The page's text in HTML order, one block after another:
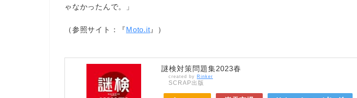
ゃなかったんで。」
（参照サイト：『 Moto.it』）
謎検対策問題集2023春
created by Rinker
SCRAP出版